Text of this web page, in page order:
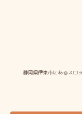
静岡県伊東市にあるスロ